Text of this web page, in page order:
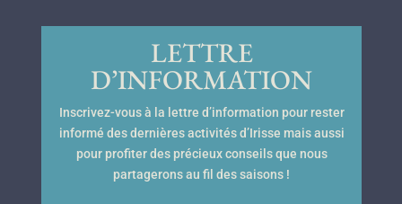
LETTRE
D’INFORMATION
Inscrivez-vous à la lettre d’information pour rester
informé des dernières activités d’Irisse mais aussi
pour profiter des précieux conseils que nous
partagerons au fil des saisons !